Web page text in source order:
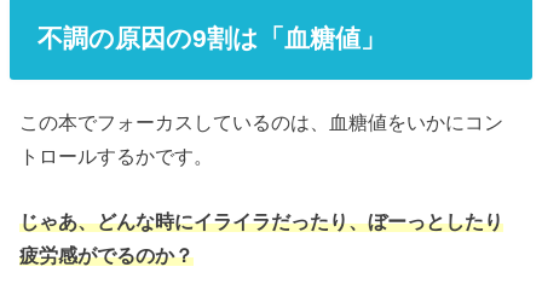
不調の原因の9割は「血糖値」
この本でフォーカスしているのは、血糖値をいかにコン
トロールするかです。
じゃあ、どんな時にイライラだったり、ぼーっとしたり
疲労感がでるのか？